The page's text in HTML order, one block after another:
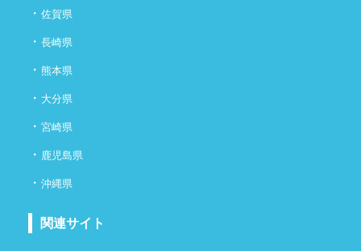
・ 佐賀県
・ 長崎県
・ 熊本県
・ 大分県
・ 宮崎県
・ 鹿児島県
・ 沖縄県
関連サイト